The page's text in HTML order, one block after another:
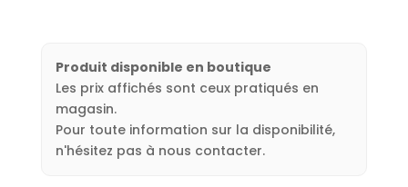
Produit disponible en boutique
Les prix affichés sont ceux pratiqués en
magasin.
Pour toute information sur la disponibilité,
n'hésitez pas à nous contacter.